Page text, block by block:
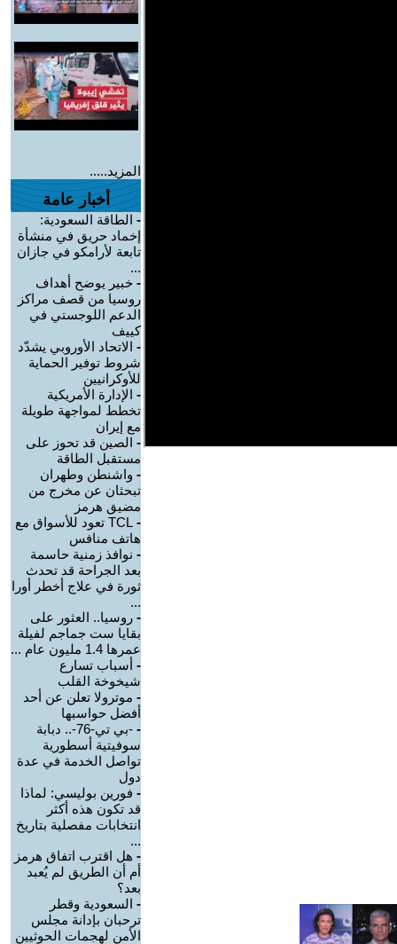
المزيد.....
أخبار عامة
- الطاقة السعودية:
إخماد حريق في منشأة
تابعة لأرامكو في جازان
...
- خبير يوضح أهداف
روسيا من قصف مراكز
الدعم اللوجستي في
كييف
- الاتحاد الأوروبي يشدّد
شروط توفير الحماية
للأوكرانيين
- الإدارة الأمريكية
تخطط لمواجهة طويلة
مع إيران
- الصين قد تحوز على
مستقبل الطاقة
- واشنطن وطهران
تبحثان عن مخرج من
مضيق هرمز
-
TCL تعود للأسواق مع
هاتف منافس
- نوافذ زمنية حاسمة
بعد الجراحة قد تحدث
ثورة في علاج أخطر أورا
...
- روسيا.. العثور على
بقايا ست جماجم لفيلة
عمرها 1.4 مليون عام ...
- أسباب تسارع
شيخوخة القلب
- موترولا تعلن عن أحد
أفضل حواسبها
-
-بي تي-76-.. دبابة
سوفيتية أسطورية
تواصل الخدمة في عدة
دول
- فورين بوليسي: لماذا
قد تكون هذه أكثر
انتخابات مفصلية بتاريخ
...
- هل اقترب اتفاق هرمز
أم أن الطريق لم يُعبد
بعد؟
- السعودية وقطر
ترحبان بإدانة مجلس
الأمن لهجمات الحوثيين